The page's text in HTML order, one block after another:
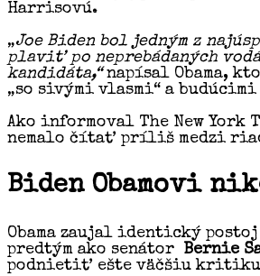
Harrisovú.
„Joe Biden bol jedným z
plaviť po neprebádaných
kandidáta,“napísal Obama,
„so sivými vlasmi“ a
Ako informoval The New
nemalo čítať príliš medzi
Biden Obamovi
Obama zaujal identický
predtým ako senátor Bernie
podnietiť ešte väčšiu kritiku